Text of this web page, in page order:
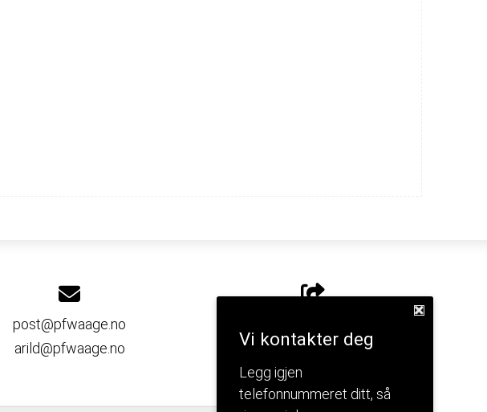
Vi kontakter deg
Legg igjen
telefonnummeret ditt, så
post@pfwaage.no
arild@pfwaage.no